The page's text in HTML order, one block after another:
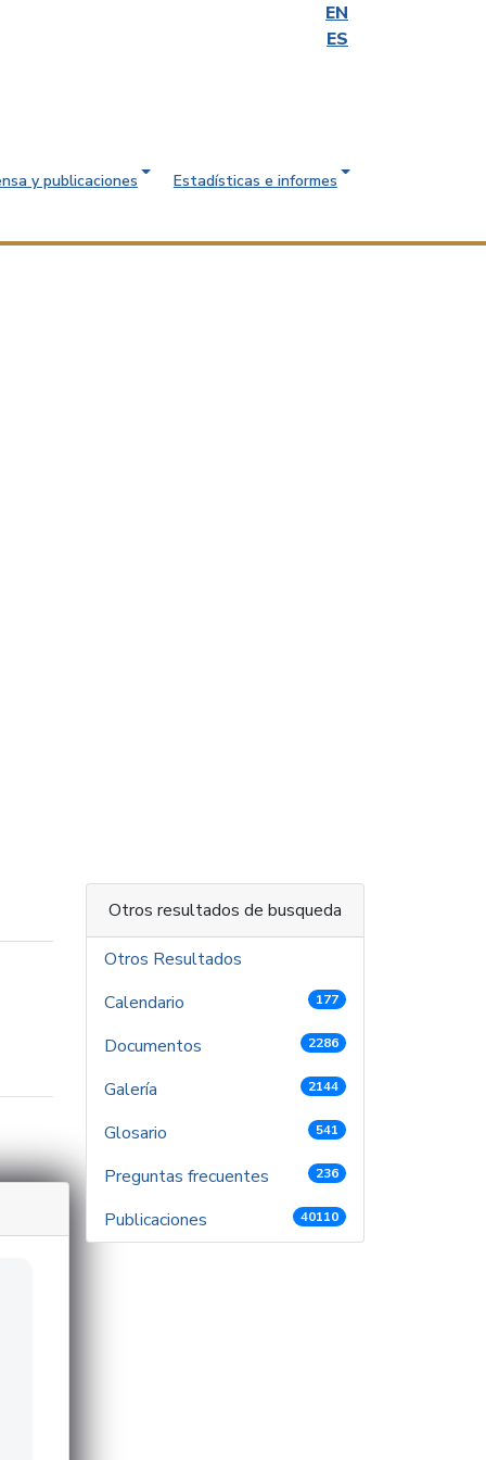
EN
ES
y publicaciones Estadísticas e informes
Otros resultados de busqueda
Otros Resultados
Calendario
177
Documentos 2286
Galería 2144
Glosario 541
Preguntas frecuentes 236
Publicaciones 40110